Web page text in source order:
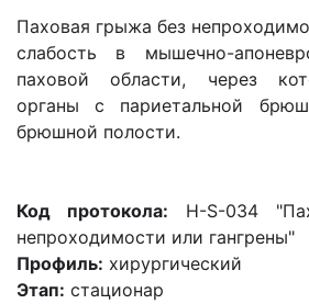
Паховая грыжа без
слабость в мышечно-
паховой области, через
органы с париетальной
брюшной полости.
Код протокола: H-S-034
непроходимости или гангрены"
Профиль: хирургический
Этап: стационар